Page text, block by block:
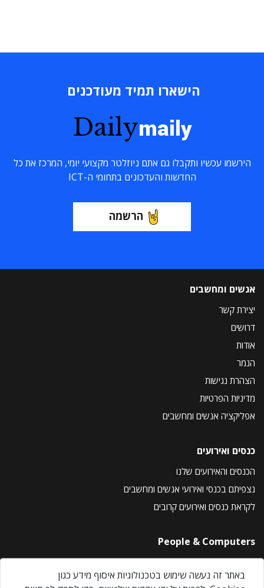
הישארו תמיד מעודכנים
Dailymaily
הירשמו עכשיו ותקבלו גם אתם ניוזלטר מקצועי יומי, המרכז את כל
החדשות והעדכונים בתחומי ה-ICT
הרשמה
אנשים ומחשבים
יצירת קשר
דרושים
אודות
הנמר
הצהרת נגישות
מדיניות הפרטיות
אפליקציה אנשים ומחשבים
כנסים ואירועים
הכנסים והאירועים שלנו
נצפיתם בכנסי ואירועי אנשים ומחשבים
לקראת כנסים ואירועים קרובים
People & Computers
About Us
Privacy Policy
באתר זה נעשה שימוש בטכנולוגיות איסוף מידע כגון